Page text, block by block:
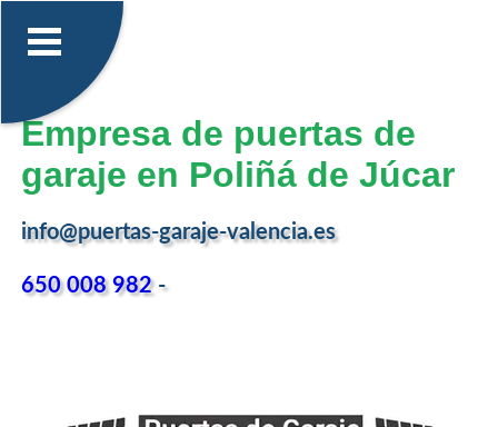
Empresa de puertas de
garaje en Poliñá de Júcar
info@puertas-garaje-valencia.es
650 008 982-